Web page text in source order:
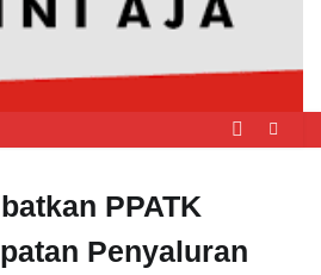
PPATK
Penyaluran